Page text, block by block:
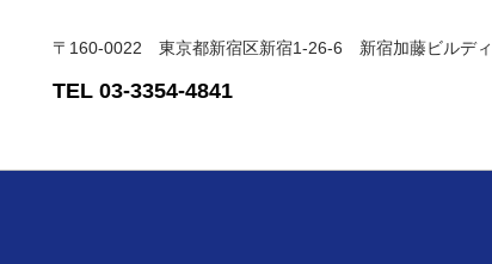
〒160-0022 東京都新宿区新宿1-26-6 新宿加藤ビルデ
TEL 03-3354-4841